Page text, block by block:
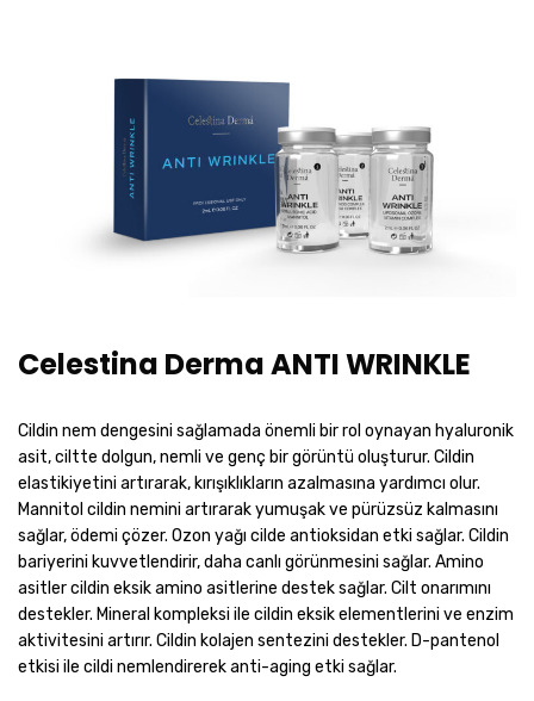
Celestina Derma ANTI WRINKLE
Cildin nem dengesini sağlamada önemli bir rol oynayan hyaluronik
asit, ciltte dolgun, nemli ve genç bir görüntü oluşturur. Cildin
elastikiyetini artırarak, kırışıklıkların azalmasına yardımcı olur.
Mannitol cildin nemini artırarak yumuşak ve pürüzsüz kalmasını
sağlar, ödemi çözer. Ozon yağı cilde antioksidan etki sağlar. Cildin
bariyerini kuvvetlendirir, daha canlı görünmesini sağlar. Amino
asitler cildin eksik amino asitlerine destek sağlar. Cilt onarımını
destekler. Mineral kompleksi ile cildin eksik elementlerini ve enzim
aktivitesini artırır. Cildin kolajen sentezini destekler. D-pantenol
etkisi ile cildi nemlendirerek anti-aging etki sağlar.